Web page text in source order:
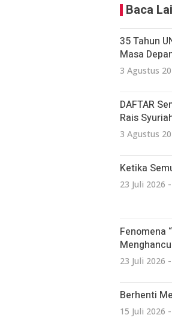
Baca
35 Tahun
Masa
3 Agustus
DAFTAR
Rais
3 Agustus
Ketika
23 Juli 2026
Fenomena
23 Juli 2026
Berhenti
15 Juli 2026